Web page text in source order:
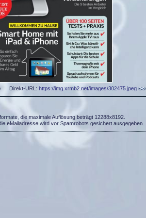
Direkt-URL: https://img.xrmb2.net/images/302475.jpeg
die maximale Auflösung beträgt 12288x8192.
eMailadresse wird vor Spamrobots gesichert ausgegeben.